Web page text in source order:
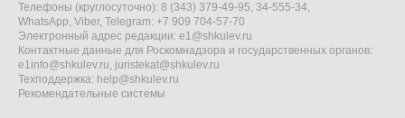
Телефоны (круглосуточно): 8 (343) 379-49-95, 34-555-34,
WhatsApp, Viber, Telegram: +7 909 704-57-70
Электронный адрес редакции: e1@shkulev.ru
Контактные данные для Роскомнадзора и государственных органов:
e1info@shkulev.ru, juristekat@shkulev.ru
Техподдержка: help@shkulev.ru
Рекомендательные системы